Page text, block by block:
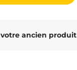
votre ancien produit